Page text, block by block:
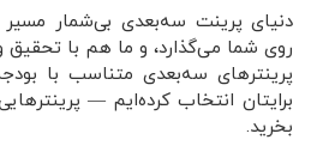
دنیای پرینت سه‌بعدی بی‌شمار
روی شما می‌گذارد، و ما هم با تحقیق
پرینترهای سه‌بعدی متناسب با
برایتان انتخاب کرده‌ایم —
بخرید.